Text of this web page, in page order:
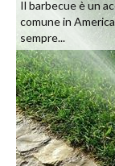
Il barbecue è un
comune in
sempre...